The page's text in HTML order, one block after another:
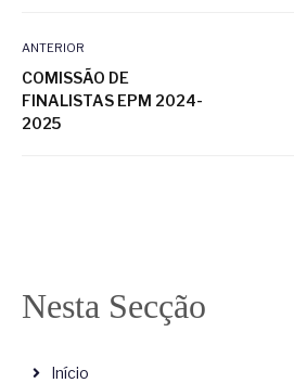
ANTERIOR
COMISSÃO DE
FINALISTAS EPM 2024-
2025
Nesta Secção
Início